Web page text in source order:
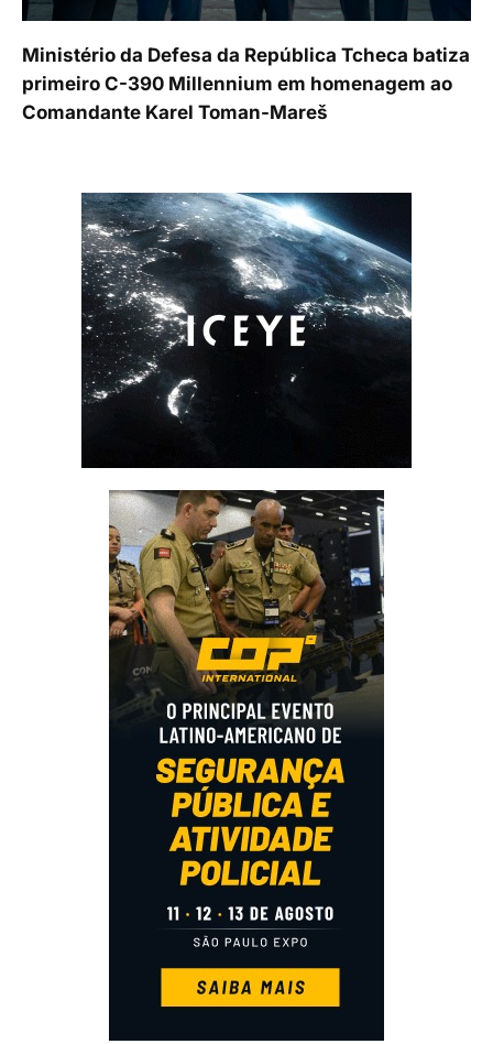
Ministério da Defesa da República Tcheca batiza
primeiro C-390 Millennium em homenagem ao
Comandante Karel Toman-Mareš